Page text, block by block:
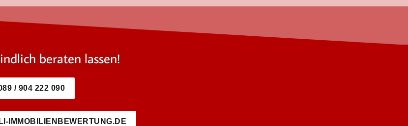
beraten lassen!
/ 904 222 090
IMMOBILIENBEWERTUNG.DE